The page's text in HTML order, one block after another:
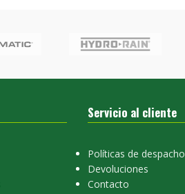
Servicio al cliente
Políticas de despacho
Devoluciones
Contacto